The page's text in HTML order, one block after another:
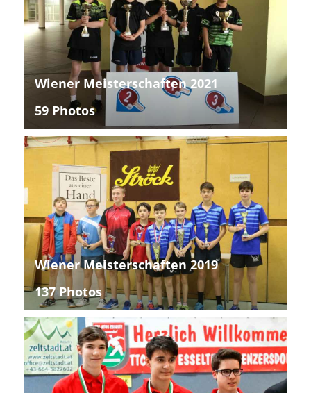
Wiener Meisterschaften 2021
59 Photos
Wiener Meisterschaften 2019
137 Photos